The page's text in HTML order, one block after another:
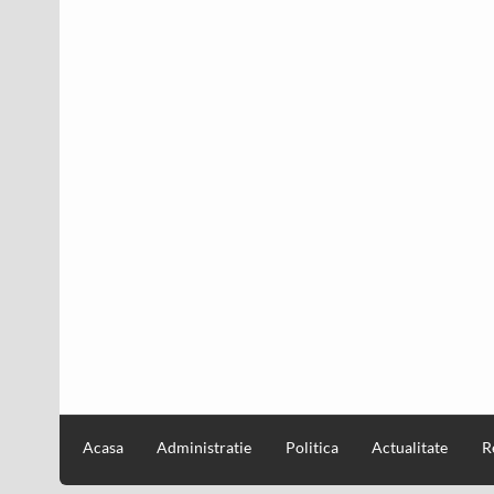
Acasa Administratie Politica Actualitate